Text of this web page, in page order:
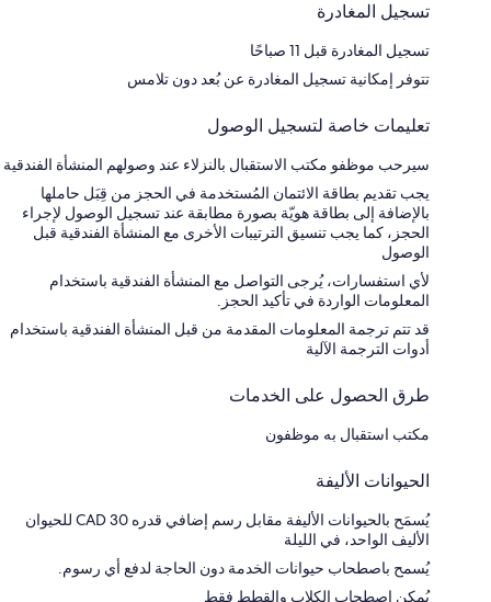
تسجيل المغادرة
تسجيل المغادرة قبل 11 صباحًا
تتوفر إمكانية تسجيل المغادرة عن بُعد دون تلامس
تعليمات خاصة لتسجيل الوصول
سيرحب موظفو مكتب الاستقبال بالنزلاء عند وصولهم المنشأة الفندقية
يجب تقديم بطاقة الائتمان المُستخدمة في الحجز من قِبَل حاملها
بالإضافة إلى بطاقة هويّة بصورة مطابقة عند تسجيل الوصول لإجراء
الحجز، كما يجب تنسيق الترتيبات الأخرى مع المنشأة الفندقية قبل
الوصول
لأي استفسارات، يُرجى التواصل مع المنشأة الفندقية باستخدام
المعلومات الواردة في تأكيد الحجز.
قد تتم ترجمة المعلومات المقدمة من قبل المنشأة الفندقية باستخدام
أدوات الترجمة الآلية
طرق الحصول على الخدمات
مكتب استقبال به موظفون
الحيوانات الأليفة
يُسمَح بالحيوانات الأليفة مقابل رسم إضافي قدره CAD 30 للحيوان
الأليف الواحد، في الليلة
يُسمح باصطحاب حيوانات الخدمة دون الحاجة لدفع أي رسوم.
يُمكن اصطحاب الكلاب والقطط فقط